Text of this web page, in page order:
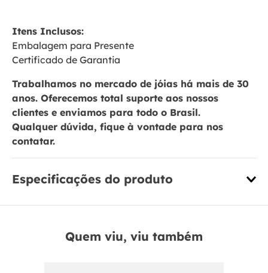
Itens Inclusos:
Embalagem para Presente
Certificado de Garantia
Trabalhamos no mercado de jóias há mais de 30
anos. Oferecemos total suporte aos nossos
clientes e enviamos para todo o Brasil.
Qualquer dúvida, fique à vontade para nos
contatar.
Especificações do produto
Quem viu, viu também